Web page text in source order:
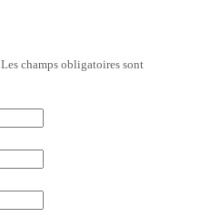
Les champs obligatoires sont